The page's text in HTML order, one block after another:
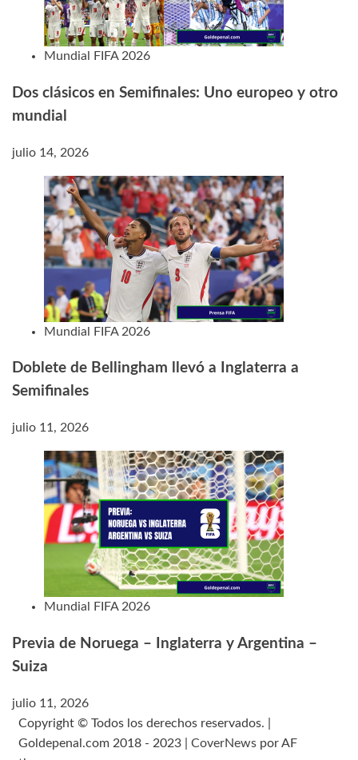
Mundial FIFA 2026
Dos clásicos en Semifinales: Uno europeo y otro
mundial
julio 14, 2026
Mundial FIFA 2026
Doblete de Bellingham llevó a Inglaterra a
Semifinales
julio 11, 2026
Mundial FIFA 2026
Previa de Noruega – Inglaterra y Argentina –
Suiza
julio 11, 2026
Copyright © Todos los derechos reservados. |
Goldepenal.com 2018 - 2023
CoverNewspor AF